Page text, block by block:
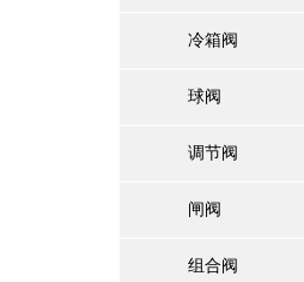
冷箱阀
球阀
调节阀
闸阀
组合阀